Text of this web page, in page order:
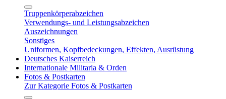
Truppenkörperabzeichen
Verwendungs- und Leistungsabzeichen
Auszeichnungen
Sonstiges
Uniformen, Kopfbedeckungen, Effekten, Ausrüstung
Deutsches Kaiserreich
Internationale Militaria & Orden
Fotos & Postkarten
Zur Kategorie Fotos & Postkarten